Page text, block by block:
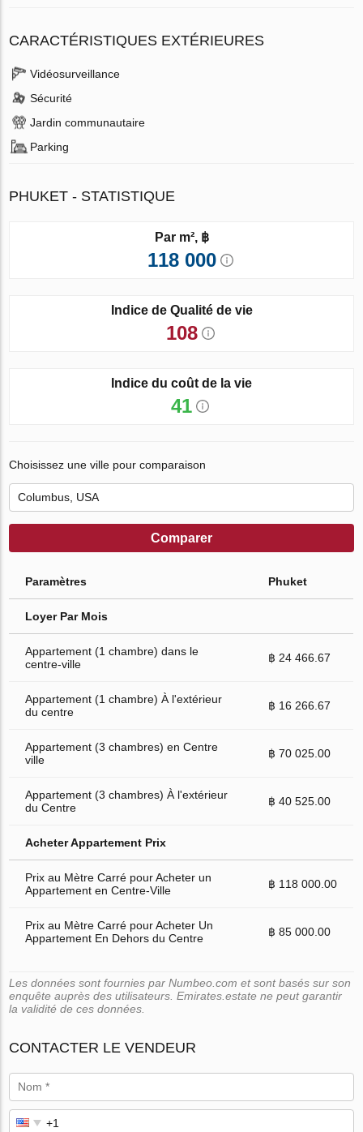
CARACTÉRISTIQUES EXTÉRIEURES
Vidéosurveillance
Sécurité
Jardin communautaire
Parking
PHUKET - STATISTIQUE
Par m², ฿
118 000
Indice de Qualité de vie
108
Indice du coût de la vie
41
Choisissez une ville pour comparaison
Comparer
Paramètres Phuket
Loyer Par Mois
Appartement (1 chambre) dans le
centre-ville
฿ 24 466.67
Appartement (1 chambre) À l'extérieur
du centre
฿ 16 266.67
Appartement (3 chambres) en Centre
ville
฿ 70 025.00
Appartement (3 chambres) À l'extérieur
du Centre
฿ 40 525.00
Acheter Appartement Prix
Prix au Mètre Carré pour Acheter un
Appartement en Centre-Ville
฿ 118 000.00
Prix au Mètre Carré pour Acheter Un
Appartement En Dehors du Centre
฿ 85 000.00
Les données sont fournies par Numbeo.com et sont basés sur son
enquête auprès des utilisateurs. Emirates.estate ne peut garantir
la validité de ces données.
CONTACTER LE VENDEUR